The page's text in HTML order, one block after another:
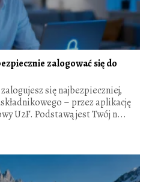
zalogować się do
się najbezpieczniej,
– przez aplikację
U2F. Podstawą jest Twój n...